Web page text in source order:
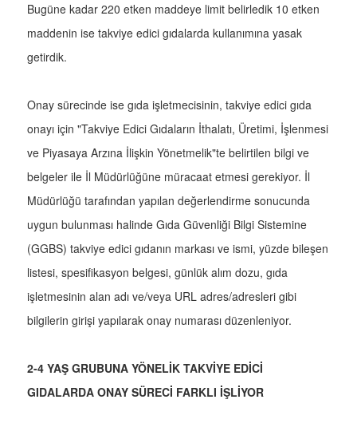
Bugüne kadar 220 etken maddeye limit belirledik 10 etken
maddenin ise takviye edici gıdalarda kullanımına yasak
getirdik.
Onay sürecinde ise gıda işletmecisinin, takviye edici gıda
onayı için "Takviye Edici Gıdaların İthalatı, Üretimi, İşlenmesi
ve Piyasaya Arzına İlişkin Yönetmelik"te belirtilen bilgi ve
belgeler ile İl Müdürlüğüne müracaat etmesi gerekiyor. İl
Müdürlüğü tarafından yapılan değerlendirme sonucunda
uygun bulunması halinde Gıda Güvenliği Bilgi Sistemine
(GGBS) takviye edici gıdanın markası ve ismi, yüzde bileşen
listesi, spesifikasyon belgesi, günlük alım dozu, gıda
işletmesinin alan adı ve/veya URL adres/adresleri gibi
bilgilerin girişi yapılarak onay numarası düzenleniyor.
2-4 YAŞ GRUBUNA YÖNELİK TAKVİYE EDİCİ
GIDALARDA ONAY SÜRECİ FARKLI İŞLİYOR